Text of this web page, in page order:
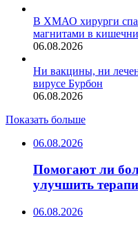
В ХМАО хирурги
магнитами в
06.08.2026
Ни вакцины, ни
вирусе Бурбон
06.08.2026
Показать больше
06.08.2026
Помогают ли
улучшить
06.08.2026